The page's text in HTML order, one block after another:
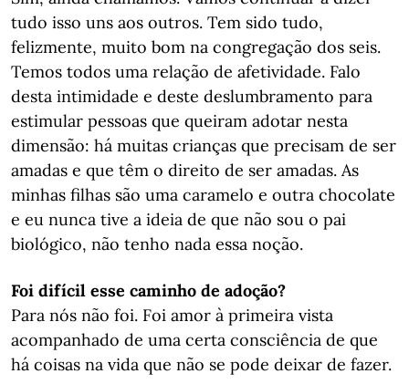
tudo isso uns aos outros. Tem sido tudo,
felizmente, muito bom na congregação dos seis.
Temos todos uma relação de afetividade. Falo
desta intimidade e deste deslumbramento para
estimular pessoas que queiram adotar nesta
dimensão: há muitas crianças que precisam de ser
amadas e que têm o direito de ser amadas. As
minhas filhas são uma caramelo e outra chocolate
e eu nunca tive a ideia de que não sou o pai
biológico, não tenho nada essa noção.
Foi difícil esse caminho de adoção?
Para nós não foi. Foi amor à primeira vista
acompanhado de uma certa consciência de que
há coisas na vida que não se pode deixar de fazer.